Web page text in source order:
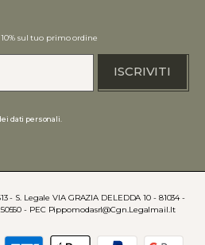
sul tuo primo ordine
ISCRIVITI
dati personali.
- S. Legale VIA GRAZIA DELEDDA 10 - 81034 -
- PEC Pippomodasrl@cgn.legalmail.it
Payment